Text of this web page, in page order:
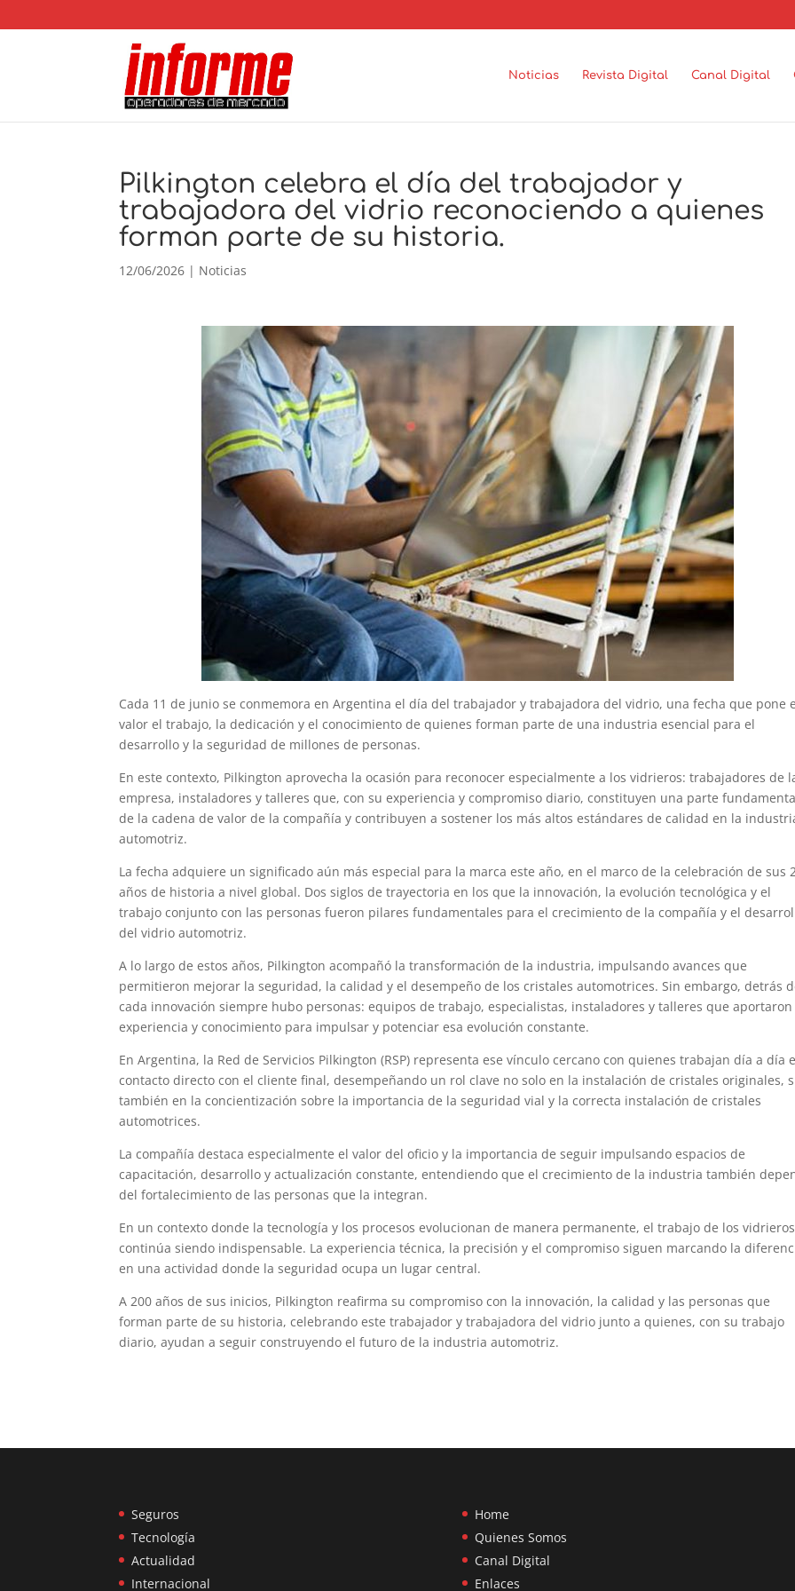
Noticias Revista Digital Canal Digital
Pilkington celebra el día del trabajador y
trabajadora del vidrio reconociendo a quienes
forman parte de su historia.
12/06/2026 | Noticias
Cada 11 de junio se conmemora en Argentina el día del trabajador y trabajadora del vidrio, una fecha que pone
valor el trabajo, la dedicación y el conocimiento de quienes forman parte de una industria esencial para el
desarrollo y la seguridad de millones de personas.
En este contexto, Pilkington aprovecha la ocasión para reconocer especialmente a los vidrieros: trabajadores de
empresa, instaladores y talleres que, con su experiencia y compromiso diario, constituyen una parte
de la cadena de valor de la compañía y contribuyen a sostener los más altos estándares de calidad en la
automotriz.
La fecha adquiere un significado aún más especial para la marca este año, en el marco de la celebración de sus
años de historia a nivel global. Dos siglos de trayectoria en los que la innovación, la evolución tecnológica y el
trabajo conjunto con las personas fueron pilares fundamentales para el crecimiento de la compañía y el
del vidrio automotriz.
A lo largo de estos años, Pilkington acompañó la transformación de la industria, impulsando avances que
permitieron mejorar la seguridad, la calidad y el desempeño de los cristales automotrices. Sin embargo, detrás
cada innovación siempre hubo personas: equipos de trabajo, especialistas, instaladores y talleres que
experiencia y conocimiento para impulsar y potenciar esa evolución constante.
En Argentina, la Red de Servicios Pilkington (RSP) representa ese vínculo cercano con quienes trabajan día a día
contacto directo con el cliente final, desempeñando un rol clave no solo en la instalación de cristales originales,
también en la concientización sobre la importancia de la seguridad vial y la correcta instalación de cristales
automotrices.
La compañía destaca especialmente el valor del oficio y la importancia de seguir impulsando espacios de
capacitación, desarrollo y actualización constante, entendiendo que el crecimiento de la industria también
del fortalecimiento de las personas que la integran.
En un contexto donde la tecnología y los procesos evolucionan de manera permanente, el trabajo de los vidrieros
continúa siendo indispensable. La experiencia técnica, la precisión y el compromiso siguen marcando la
en una actividad donde la seguridad ocupa un lugar central.
A 200 años de sus inicios, Pilkington reafirma su compromiso con la innovación, la calidad y las personas que
forman parte de su historia, celebrando este trabajador y trabajadora del vidrio junto a quienes, con su trabajo
diario, ayudan a seguir construyendo el futuro de la industria automotriz.
Seguros
Tecnología
Actualidad
Internacional
Home
Quienes Somos
Canal Digital
Enlaces